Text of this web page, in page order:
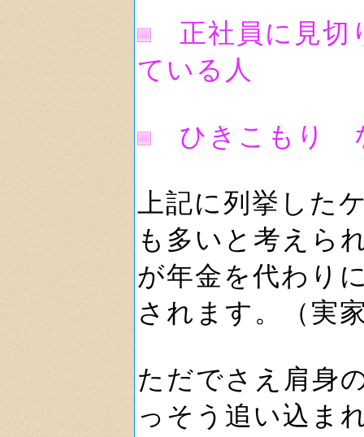
正社員に見切
ている人
ひきこもり
上記に列挙した
も多いと考えら
が年金を代わり
されます。（実
ただでさえ肩身
っそう追い込ま